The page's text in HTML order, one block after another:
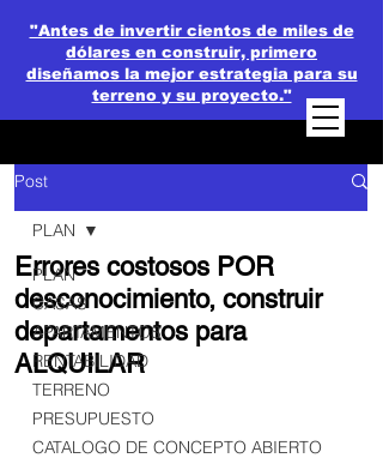
"Antes de invertir cientos de miles de
dólares en construir, primero
diseñamos la mejor estrategia para su
terreno y su proyecto."
Post
PLAN
CASAS
APARTAMENTOS
RENTABILIDAD
TERRENO
PRESUPUESTO
CATALOGO DE CONCEPTO ABIERTO
PLAN
Errores costosos POR
desconocimiento, construir
departamentos para
ALQUILAR